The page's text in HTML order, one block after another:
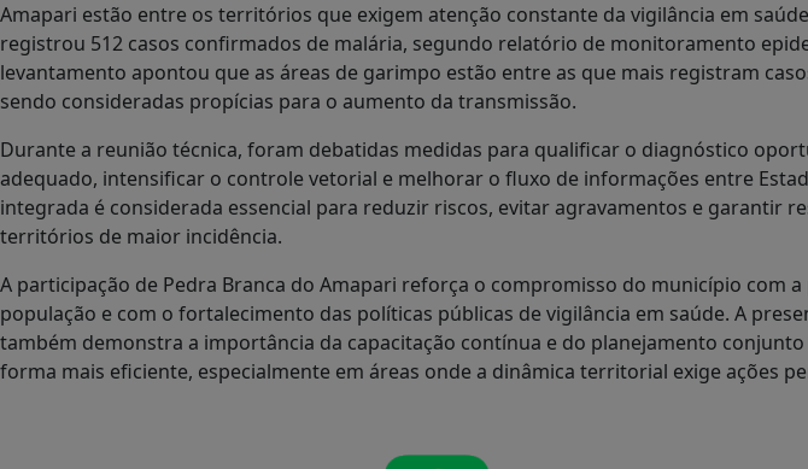
Amapari estão entre os territórios que exigem atenção constante da vigilância em
registrou 512 casos confirmados de malária, segundo relatório de monitoramento
levantamento apontou que as áreas de garimpo estão entre as que mais registram
sendo consideradas propícias para o aumento da transmissão.
Durante a reunião técnica, foram debatidas medidas para qualificar o diagnóstico
adequado, intensificar o controle vetorial e melhorar o fluxo de informações entre
integrada é considerada essencial para reduzir riscos, evitar agravamentos e garantir
territórios de maior incidência.
A participação de Pedra Branca do Amapari reforça o compromisso do município com
população e com o fortalecimento das políticas públicas de vigilância em saúde. A
também demonstra a importância da capacitação contínua e do planejamento
forma mais eficiente, especialmente em áreas onde a dinâmica territorial exige ações